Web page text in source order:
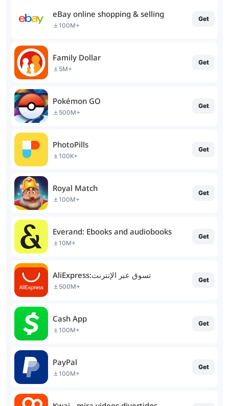
eBay online shopping & selling
100M+
Get
Family Dollar
5M+
Get
Pokémon GO
500M+
Get
PhotoPills
100K+
Get
Royal Match
100M+
Get
Everand: Ebooks and audiobooks
10M+
Get
AliExpress:تسوق عبر الإنترنت
500M+
Get
Cash App
100M+
Get
PayPal
100M+
Get